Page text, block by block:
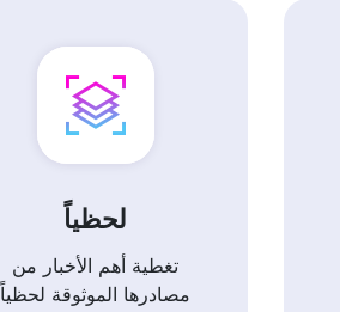
لحظياً
تغطية أهم الأخبار من
مصادرها الموثوقة لحظياً